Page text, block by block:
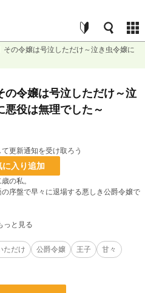
その令嬢は号泣しただけ～泣き虫令嬢に
の令嬢は号泣しただけ～泣
悪役は無理でした～
更新通知を受け取ろう
に入り追加
の私。
序盤で早々に退場する悪しき公爵令嬢で
出来るだけ長く生きたいのです。
下の婚約者だなんて重たい役目は無理、
に。
ただけ 公爵令嬢 王子
甘々